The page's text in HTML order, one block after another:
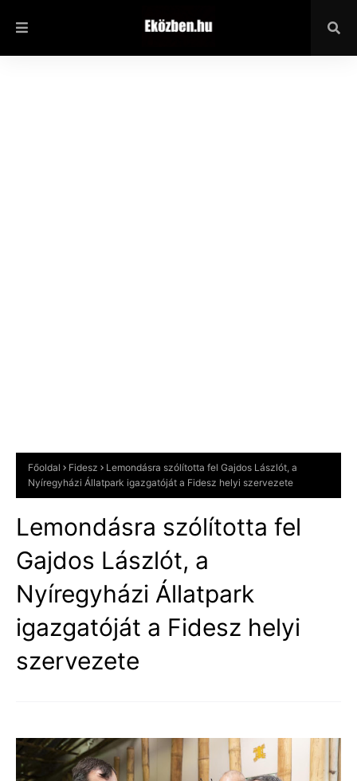
Főoldal Fidesz
Lemondásra szólította fel Gajdos Lászlót, a
Nyíregyházi Állatpark igazgatóját a Fidesz helyi szervezete
Lemondásra szólította fel
Gajdos Lászlót, a
Nyíregyházi Állatpark
igazgatóját a Fidesz helyi
szervezete